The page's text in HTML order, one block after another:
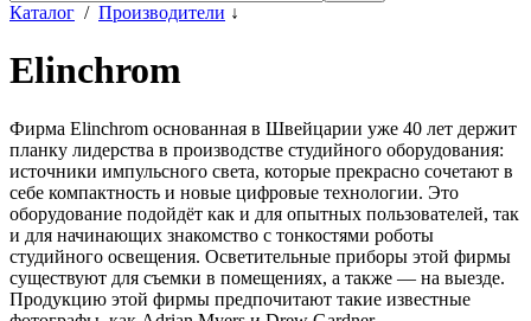
Каталог / Производители ↓
Elinchrom
Фирма Elinchrom основанная в Швейцарии уже 40 лет держит
планку лидерства в производстве студийного оборудования:
источники импульсного света, которые прекрасно сочетают в
себе компактность и новые цифровые технологии. Это
оборудование подойдёт как и для опытных пользователей, так
и для начинающих знакомство с тонкостями роботы
студийного освещения. Осветительные приборы этой фирмы
существуют для съемки в помещениях, а также — на выезде.
Продукцию этой фирмы предпочитают такие известные